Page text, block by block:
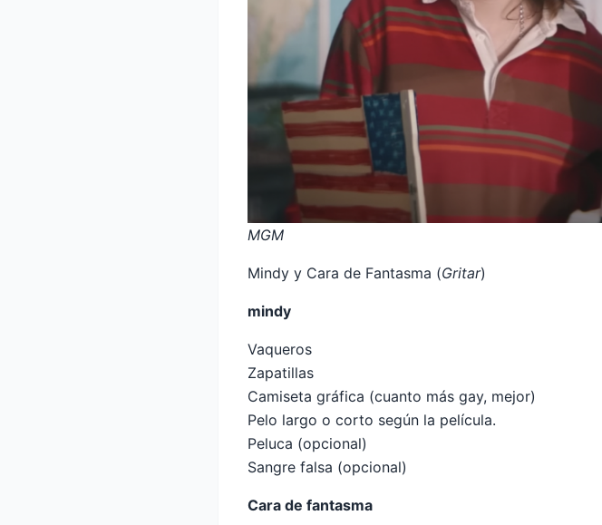
MGM
Mindy y Cara de Fantasma (Gritar)
mindy
Vaqueros
Zapatillas
Camiseta gráfica (cuanto más gay, mejor)
Pelo largo o corto según la película.
Peluca (opcional)
Sangre falsa (opcional)
Cara de fantasma